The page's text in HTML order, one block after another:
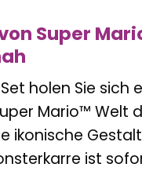
Super
holen Sie sich
Mario™ Welt
ikonische
ist